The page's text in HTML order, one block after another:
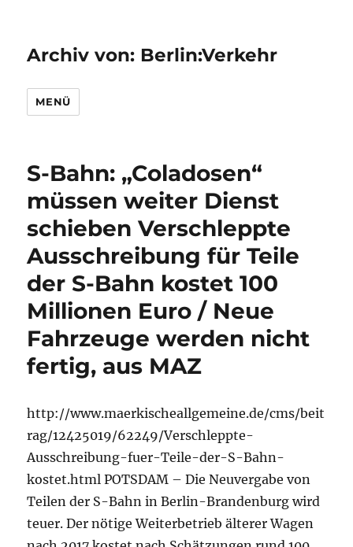
Archiv von: Berlin:Verkehr
MENÜ
S-Bahn: „Coladosen“
müssen weiter Dienst
schieben Verschleppte
Ausschreibung für Teile
der S-Bahn kostet 100
Millionen Euro / Neue
Fahrzeuge werden nicht
fertig, aus MAZ
http://www.maerkischeallgemeine.de/cms/beit
rag/12425019/62249/Verschleppte-
Ausschreibung-fuer-Teile-der-S-Bahn-
kostet.html POTSDAM – Die Neuvergabe von
Teilen der S-Bahn in Berlin-Brandenburg wird
teuer. Der nötige Weiterbetrieb älterer Wagen